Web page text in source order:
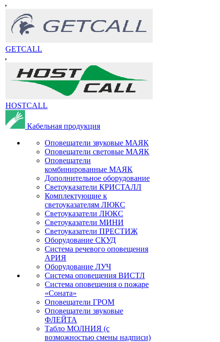
GETCALL
HOSTCALL
Кабельная продукция
Оповещатели звуковые МАЯК
Оповещатели световые МАЯК
Оповещатели
комбинированные МАЯК
Дополнительное оборудование
Светоуказатели КРИСТАЛЛ
Комплектующие к
светоуказателям ЛЮКС
Светоуказатели ЛЮКС
Светоуказатели МИНИ
Светоуказатели ПРЕСТИЖ
Оборудование СКУД
Система речевого оповещения
АРИЯ
Оборудование ЛУЧ
Система оповещения ВИСТЛ
Система оповещения о пожаре
«Соната»
Оповещатели ГРОМ
Оповещатели звуковые
ФЛЕЙТА
Табло МОЛНИЯ (с
возможностью смены надписи)